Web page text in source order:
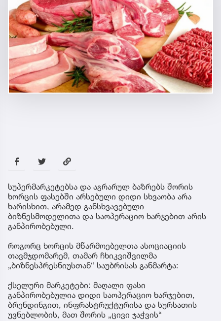
სუპერმარკეტებსა და აგრარულ ბაზრებს შორის
ხორცის ფასებში არსებული დიდი სხვაობა არა
ხარისხით, არამედ განსხვავებული
ბიზნესმოდელითა და საოპერაციო ხარჯებით არის
განპირობებული.
როგორც ხორცის მწარმოებელთა ასოციაციის
თავმჯდომარემ, თამარ ჩხიკვიშვილმა
„ბიზნესპრესნიუსთან“ საუბრისას განმარტა:
ქსელური მარკეტები: მაღალი ფასი
განპირობებულია დიდი საოპერაციო ხარჯებით,
ბრენდინგით, ინფრასტრუქტურისა და სურსათის
უვნებლობის, მათ შორის „ცივი ჯაჭვის“